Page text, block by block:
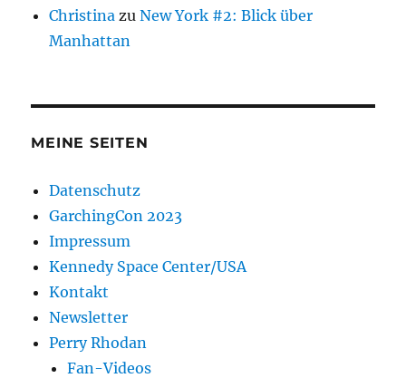
Christina zuNew York #2: Blick über
Manhattan
MEINE SEITEN
Datenschutz
GarchingCon 2023
Impressum
Kennedy Space Center/USA
Kontakt
Newsletter
Perry Rhodan
Fan-Videos